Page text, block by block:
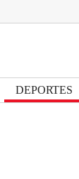
DEPORTES